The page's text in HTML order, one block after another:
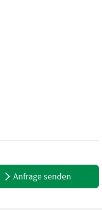
Sekundär
Anfrage senden